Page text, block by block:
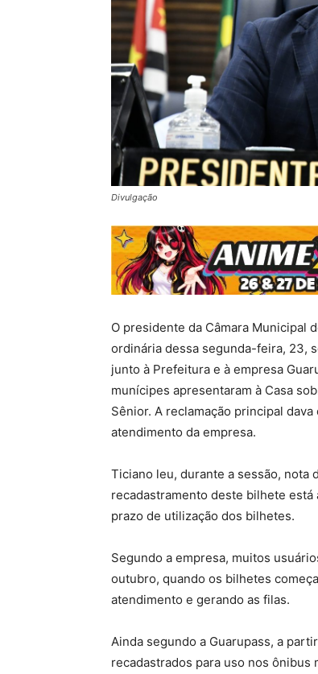
Divulgação
O presidente da Câmara Municipal
ordinária dessa segunda-feira, 23,
junto à Prefeitura e à empresa
munícipes apresentaram à Casa
Sênior. A reclamação principal
atendimento da empresa.
Ticiano leu, durante a sessão, nota
recadastramento deste bilhete
prazo de utilização dos bilhetes.
Segundo a empresa, muitos
outubro, quando os bilhetes
atendimento e gerando as filas.
Ainda segundo a Guarupass, a
recadastrados para uso nos ônibus